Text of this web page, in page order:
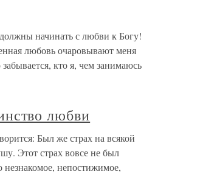
начинать с любви к Богу!
любовь очаровывают меня
кто я, чем занимаюсь
любви
Был же страх на всякой
Этот страх вовсе не был
непостижимое,